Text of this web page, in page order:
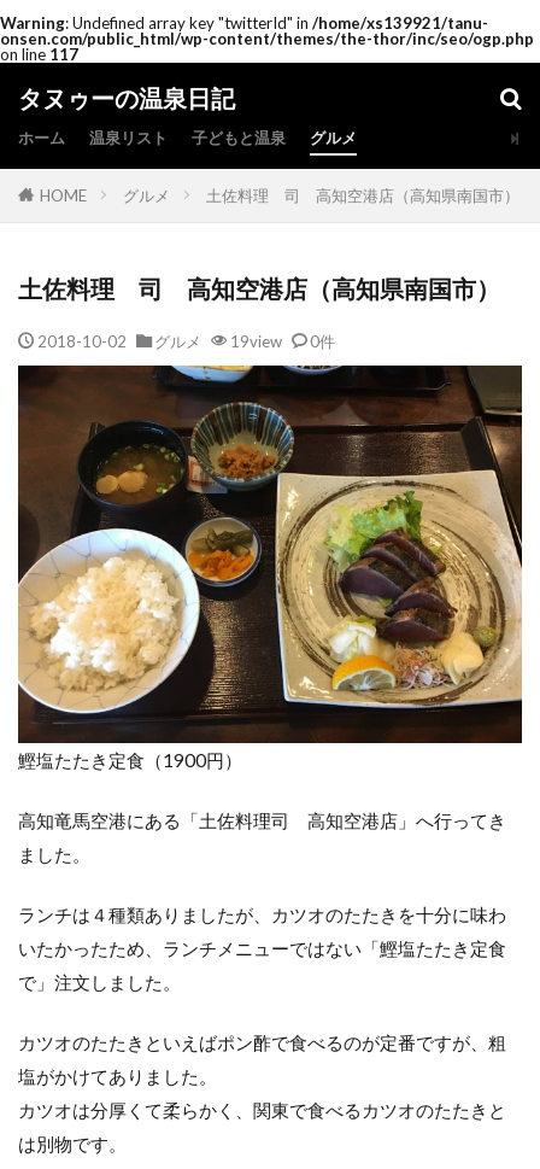
Warning: Undefined array key "twitterId" in /home/xs139921/tanu-
onsen.com/public_html/wp-content/themes/the-thor/inc/seo/ogp.php
on line 117
タヌゥーの温泉日記
ホーム 温泉リスト 子どもと温泉 グルメ
HOME グルメ 土佐料理 司 高知空港店（高知県南国市）
土佐料理 司 高知空港店（高知県南国市）
2018-10-02 グルメ 19view 0件
鰹塩たたき定食（1900円）
高知竜馬空港にある「土佐料理司 高知空港店」へ行ってき
ました。
ランチは４種類ありましたが、カツオのたたきを十分に味わ
いたかったため、ランチメニューではない「鰹塩たたき定食
で」注文しました。
カツオのたたきといえばポン酢で食べるのが定番ですが、粗
塩がかけてありました。
カツオは分厚くて柔らかく、関東で食べるカツオのたたきと
は別物です。